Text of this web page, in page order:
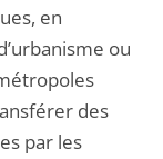
en
ou
des
par les